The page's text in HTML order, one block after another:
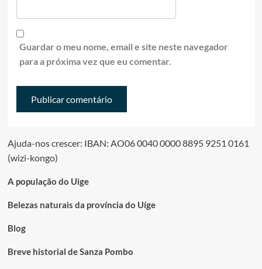
Guardar o meu nome, email e site neste navegador
para a próxima vez que eu comentar.
Ajuda-nos crescer: IBAN: AO06 0040 0000 8895 9251 0161
(wizi-kongo)
A população do Uige
Belezas naturais da província do Uíge
Blog
Breve historial de Sanza Pombo